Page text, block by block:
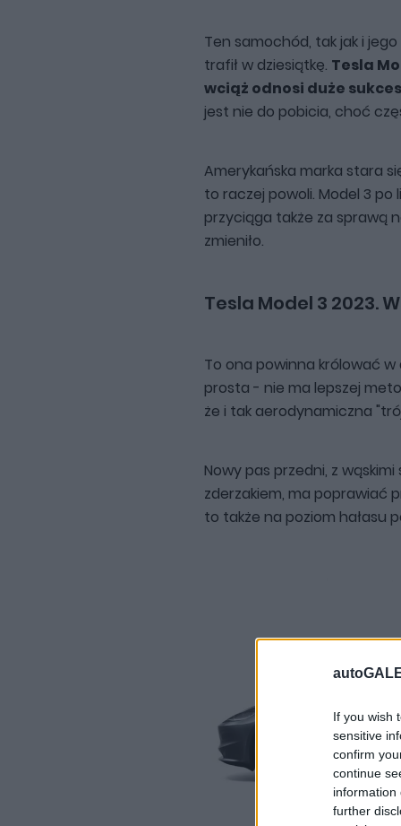
If you wish
sensitive
confirm
continue
information
further
Ten samochód, tak jak i
trafił w dziesiątkę. Tesla
wciąż odnosi duże
jest nie do pobicia, choć
Amerykańska marka stara
to raczej powoli. Model 3
przyciąga także za sprawą
zmieniło.
Tesla Model 3 2023.
To ona powinna królować
prosta - nie ma lepszej
że i tak aerodynamiczna
Nowy pas przedni, z
zderzakiem, ma poprawiać
to także na poziom hałasu